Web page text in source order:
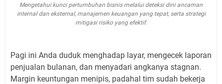
Mengetahui kunci pertumbuhan bisnis melalui deteksi dini ancaman
internal dan eksternal, manajemen keuangan yang tepat, serta strategi
mitigasi risiko yang efektif.
Pagi ini Anda duduk menghadap layar, mengecek laporan
penjualan bulanan, dan menyadari angkanya stagnan.
Margin keuntungan menipis, padahal tim sudah bekerja